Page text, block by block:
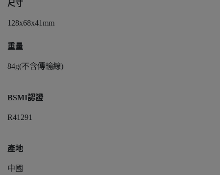
尺寸
128x68x41mm
重量
84g(不含傳輸線)
BSMI認證
R41291
產地
中國